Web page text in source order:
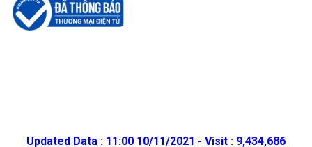
Updated Data : 11:00 10/11/2021 - Visit : 9,434,686